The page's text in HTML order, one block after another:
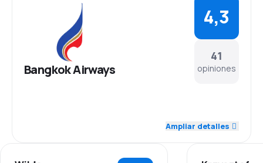
Bangkok Airways
41
opiniones
4,3
Ampliar detalles